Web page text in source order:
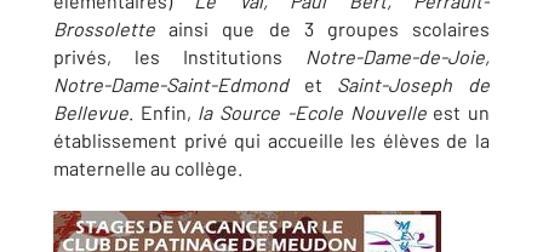
Brossoletteainsi que de 3 groupes scolaires
privés, les Institutions Notre-Dame-de-Joie,
Notre-Dame-Saint-Edmondet Saint-Joseph de
Bellevue. Enfin, la Source -Ecole Nouvelle est un
établissement privé qui accueille les élèves de la
maternelle au collège.